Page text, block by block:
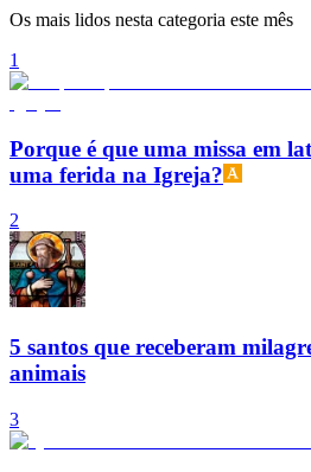
Os mais lidos nesta categoria este mês
1
Porque é que uma missa em
uma ferida na Igreja?
2
5 santos que receberam
animais
3